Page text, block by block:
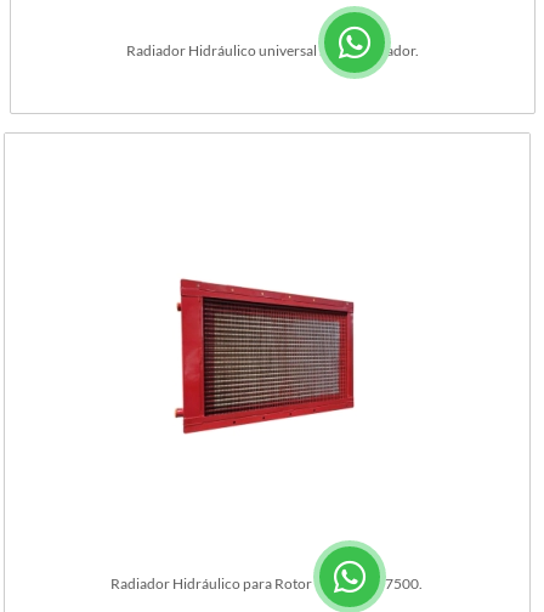
Radiador Hidráulico universal sin encauzador.
Radiador Hidráulico para Rotor Vassalli AX 7500.